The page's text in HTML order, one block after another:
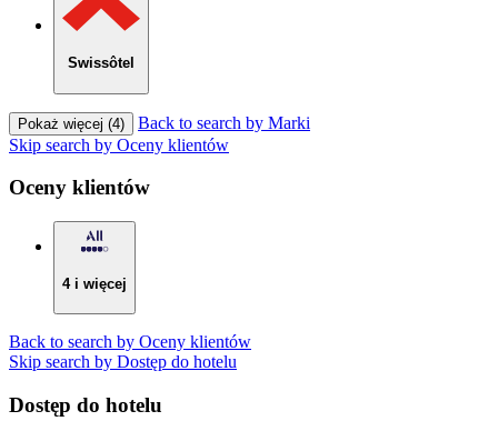
Swissôtel
Pokaż więcej (4)
Back to search by Marki
Skip search by Oceny klientów
Oceny klientów
4 i więcej
Back to search by Oceny klientów
Skip search by Dostęp do hotelu
Dostęp do hotelu